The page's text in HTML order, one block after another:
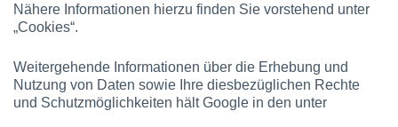
Nähere Informationen hierzu finden Sie vorstehend unter
„Cookies“.
Weitergehende Informationen über die Erhebung und
Nutzung von Daten sowie Ihre diesbezüglichen Rechte
und Schutzmöglichkeiten hält Google in den unter